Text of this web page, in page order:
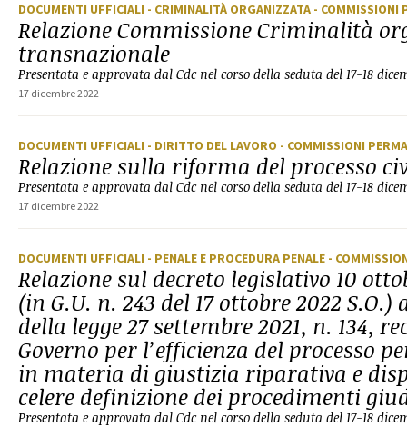
DOCUMENTI UFFICIALI - CRIMINALITÀ ORGANIZZATA - COMMISSIONI
Relazione Commissione Criminalità
transnazionale
Presentata e approvata dal Cdc nel corso della seduta del 17-18
17 dicembre 2022
DOCUMENTI UFFICIALI - DIRITTO DEL LAVORO - COMMISSIONI
Relazione sulla riforma del processo
Presentata e approvata dal Cdc nel corso della seduta del 17-18
17 dicembre 2022
DOCUMENTI UFFICIALI - PENALE E PROCEDURA PENALE -
Relazione sul decreto legislativo 10
(in G.U. n. 243 del 17 ottobre 2022
della legge 27 settembre 2021, n. 134,
Governo per l’efficienza del processo
in materia di giustizia riparativa e
celere definizione dei procedimenti
Presentata e approvata dal Cdc nel corso della seduta del 17-18